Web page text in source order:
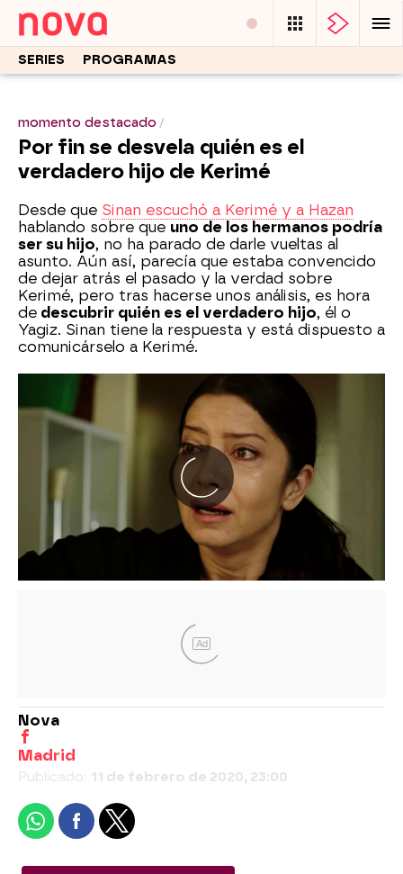
SERIES PROGRAMAS
momento destacado
Por fin se desvela quién es el
verdadero hijo de Kerimé
Desde que Sinan escuchó a Kerimé y a Hazan
hablando sobre que uno de los hermanos podría
ser su hijo, no ha parado de darle vueltas al
asunto. Aún así, parecía que estaba convencido
de dejar atrás el pasado y la verdad sobre
Kerimé, pero tras hacerse unos análisis, es hora
de descubrir quién es el verdadero hijo, él o
Yagiz. Sinan tiene la respuesta y está dispuesto a
comunicárselo a Kerimé.
Ad
Nova
Madrid
Publicado: 11 de febrero de 2020, 23:00